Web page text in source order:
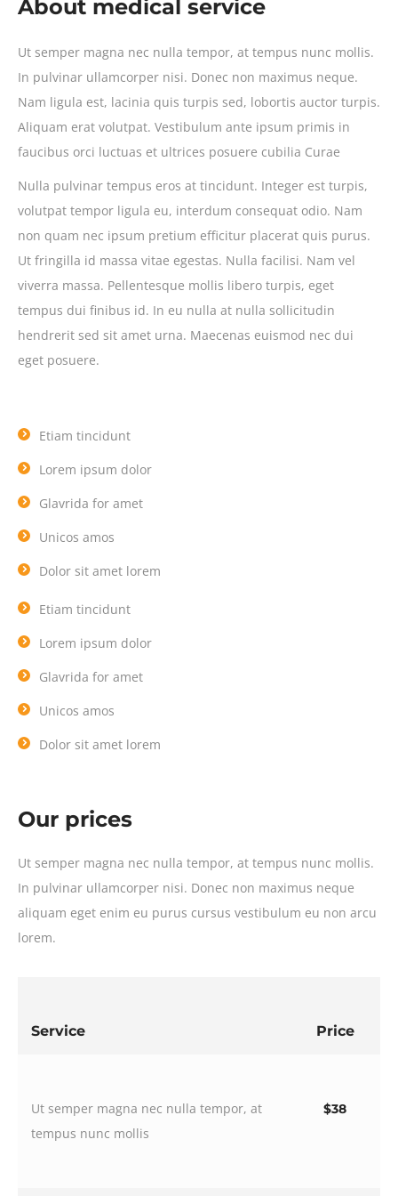
About medical service
Ut semper magna nec nulla tempor, at tempus nunc mollis.
In pulvinar ullamcorper nisi. Donec non maximus neque.
Nam ligula est, lacinia quis turpis sed, lobortis auctor turpis.
Aliquam erat volutpat. Vestibulum ante ipsum primis in
faucibus orci luctuas et ultrices posuere cubilia Curae
Nulla pulvinar tempus eros at tincidunt. Integer est turpis,
volutpat tempor ligula eu, interdum consequat odio. Nam
non quam nec ipsum pretium efficitur placerat quis purus.
Ut fringilla id massa vitae egestas. Nulla facilisi. Nam vel
viverra massa. Pellentesque mollis libero turpis, eget
tempus dui finibus id. In eu nulla at nulla sollicitudin
hendrerit sed sit amet urna. Maecenas euismod nec dui
eget posuere.
Etiam tincidunt
Lorem ipsum dolor
Glavrida for amet
Unicos amos
Dolor sit amet lorem
Etiam tincidunt
Lorem ipsum dolor
Glavrida for amet
Unicos amos
Dolor sit amet lorem
Our prices
Ut semper magna nec nulla tempor, at tempus nunc mollis.
In pulvinar ullamcorper nisi. Donec non maximus neque
aliquam eget enim eu purus cursus vestibulum eu non arcu
lorem.
Service Price
Ut semper magna nec nulla tempor, at
tempus nunc mollis
$38